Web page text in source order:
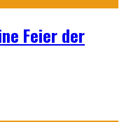
Feier der